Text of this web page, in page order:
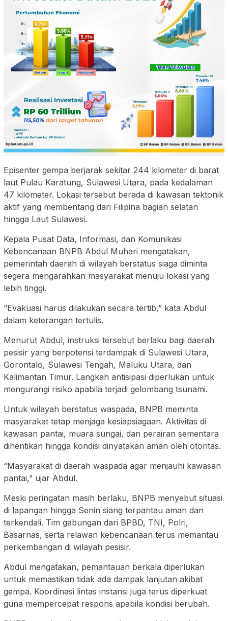
Episenter gempa berjarak sekitar 244 kilometer di barat
laut Pulau Karatung, Sulawesi Utara, pada kedalaman
47 kilometer. Lokasi tersebut berada di kawasan tektonik
aktif yang membentang dari Filipina bagian selatan
hingga Laut Sulawesi.
Kepala Pusat Data, Informasi, dan Komunikasi
Kebencanaan BNPB Abdul Muhari mengatakan,
pemerintah daerah di wilayah berstatus siaga diminta
segera mengarahkan masyarakat menuju lokasi yang
lebih tinggi.
“Evakuasi harus dilakukan secara tertib,” kata Abdul
dalam keterangan tertulis.
Menurut Abdul, instruksi tersebut berlaku bagi daerah
pesisir yang berpotensi terdampak di Sulawesi Utara,
Gorontalo, Sulawesi Tengah, Maluku Utara, dan
Kalimantan Timur. Langkah antisipasi diperlukan untuk
mengurangi risiko apabila terjadi gelombang tsunami.
Untuk wilayah berstatus waspada, BNPB meminta
masyarakat tetap menjaga kesiapsiagaan. Aktivitas di
kawasan pantai, muara sungai, dan perairan sementara
dihentikan hingga kondisi dinyatakan aman oleh otoritas.
“Masyarakat di daerah waspada agar menjauhi kawasan
pantai,” ujar Abdul.
Meski peringatan masih berlaku, BNPB menyebut situasi
di lapangan hingga Senin siang terpantau aman dan
terkendali. Tim gabungan dari BPBD, TNI, Polri,
Basarnas, serta relawan kebencanaan terus memantau
perkembangan di wilayah pesisir.
Abdul mengatakan, pemantauan berkala diperlukan
untuk memastikan tidak ada dampak lanjutan akibat
gempa. Koordinasi lintas instansi juga terus diperkuat
guna mempercepat respons apabila kondisi berubah.